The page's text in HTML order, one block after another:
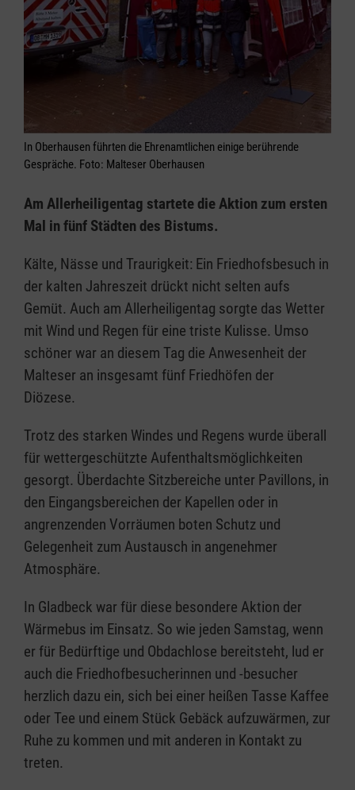
In Oberhausen führten die Ehrenamtlichen einige berührende
Gespräche. Foto: Malteser Oberhausen
Am Allerheiligentag startete die Aktion zum ersten
Mal in fünf Städten des Bistums.
Kälte, Nässe und Traurigkeit: Ein Friedhofsbesuch in
der kalten Jahreszeit drückt nicht selten aufs
Gemüt. Auch am Allerheiligentag sorgte das Wetter
mit Wind und Regen für eine triste Kulisse. Umso
schöner war an diesem Tag die Anwesenheit der
Malteser an insgesamt fünf Friedhöfen der
Diözese.
Trotz des starken Windes und Regens wurde überall
für wettergeschützte Aufenthaltsmöglichkeiten
gesorgt. Überdachte Sitzbereiche unter Pavillons, in
den Eingangsbereichen der Kapellen oder in
angrenzenden Vorräumen boten Schutz und
Gelegenheit zum Austausch in angenehmer
Atmosphäre.
In Gladbeck war für diese besondere Aktion der
Wärmebus im Einsatz. So wie jeden Samstag, wenn
er für Bedürftige und Obdachlose bereitsteht, lud er
auch die Friedhofbesucherinnen und -besucher
herzlich dazu ein, sich bei einer heißen Tasse Kaffee
oder Tee und einem Stück Gebäck aufzuwärmen, zur
Ruhe zu kommen und mit anderen in Kontakt zu
treten.